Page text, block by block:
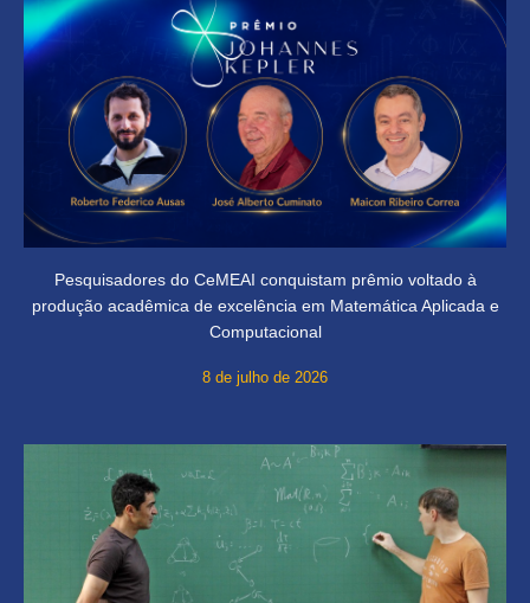
Pesquisadores do CeMEAI conquistam prêmio voltado à
produção acadêmica de excelência em Matemática Aplicada e
Computacional
8 de julho de 2026